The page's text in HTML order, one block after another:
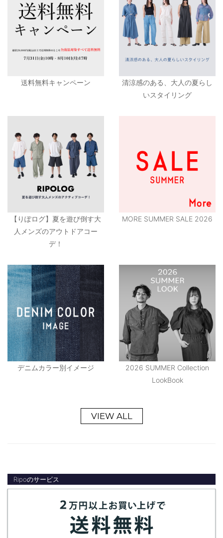
送料無料キャンペーン
清涼感のある、大人の夏らし
いスタイリング
【りぽログ】夏を遊び倒す大
人メンズのアウトドアコー
デ！
MORE SUMMER SALE 2026
デニムカラー別イメージ
2026 SUMMER Collection
LookBook
VIEW ALL
Ripoのサービス